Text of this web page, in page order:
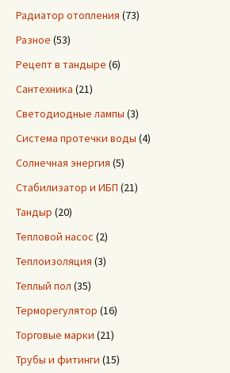
Радиатор отопления (73)
Разное (53)
Рецепт в тандыре (6)
Сантехника (21)
Светодиодные лампы (3)
Система протечки воды (4)
Солнечная энергия (5)
Стабилизатор и ИБП (21)
Тандыр (20)
Тепловой насос (2)
Теплоизоляция (3)
Теплый пол (35)
Терморегулятор (16)
Торговые марки (21)
Трубы и фитинги (15)